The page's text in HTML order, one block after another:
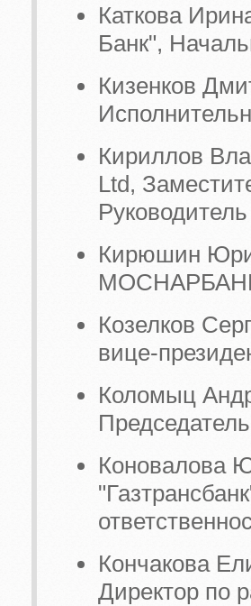
Каткова
Банк",
Кизенков
Кириллов
Ltd,
Кирюшин
Козелков
вице-
Коломыц
Коновалова
Кончакова
Директор по